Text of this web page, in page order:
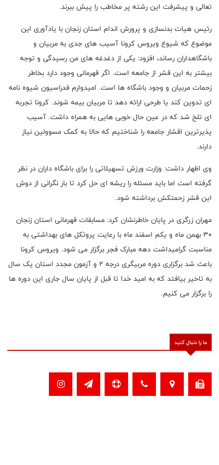
تعالی و پیشرفت این رشته پر مخاطب را پیش ببرند.
رئیس هیات بدنسازی و پرورش اندام استان زنجان با یادآوری این
موضوع که شیوع ویروس کرونا آسیب های جدی به مربیان و
باشگاهداران رساند، افزود: یکی از دغدغه های من رسیدگی و توجه
بیشتر به این قشر از جامعه است. اگر قهرمانی وجود دارد بخاطر
زحمات مربیان و وجود باشگاه ها است. امیدوارم فدراسیون شیوه نامه
ای تدوین کند یا طرحی ارائه دهد تا مربیان بیمه شوند. کرونا تجربه
ای تلخ شد که در عین حال خوبی هایی به همراه داشت. آسیب
پذیرترین اقشار جامعه را شناختیم که حالا به کمک مسوولین نیاز
دارند.
وی اظهار داشت: وزارت ورزش تسهیلاتی را برای باشگاه داران در نظر
گرفته است اما باید مسئله را ریشه ای حل کرد تا بار نگرانی از دوش
این قشر زحمتکش برداشته شود.
مهران زرگری در پایان خاطرنشان کرد: مسابقات قهرمانی استان زنجان
30 بهمن ماه و یکم اسفند ماه با رعایت پروتکل های بهداشتی به
مناسبت گرامیداشت دهه مبارک فجر برگزار می شود. ویروس کرونا
باعث شد برگزاری دوره مربیگری درجه 2 و آزمون مجدد استان یک سال
به تاخیر بیافتد که به امید خدا تا قبل از پایان سال جاری این دوره ها
را برگزار می کنیم.
ما را دنبال کنید